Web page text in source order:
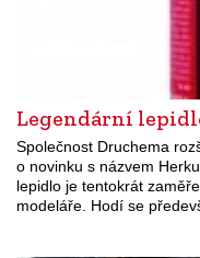
Legendární
Společnost Druchema
o novinku s názvem
lepidlo je tentokrát
modeláře. Hodí se